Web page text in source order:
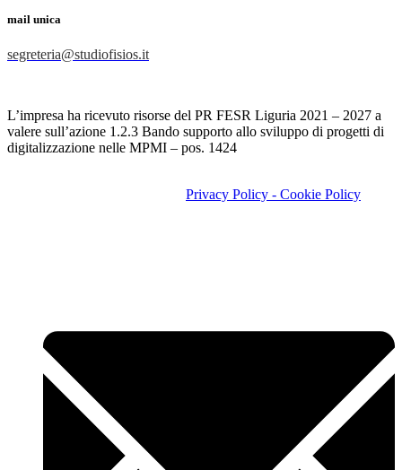
mail unica
segreteria@studiofisios.it
L’impresa ha ricevuto risorse del PR FESR Liguria 2021 – 2027 a
valere sull’azione 1.2.3 Bando supporto allo sviluppo di progetti di
digitalizzazione nelle MPMI – pos. 1424
Privacy Policy - Cookie Policy